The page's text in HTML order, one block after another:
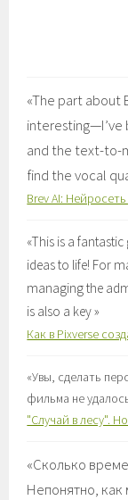
«The part about
interesting—I’ve
and the text-to-
find the vocal
Brev AI:
«This is a
ideas to life! For
managing the
is also a key»
Как в Pixverse
«Увы, сделать
фильма не
"Случай в лесу".
«Сколько
Непонятно, как